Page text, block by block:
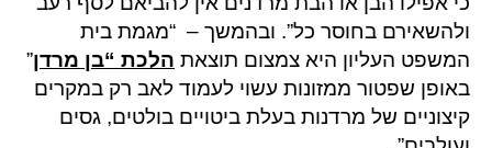
ולהשאירם בחוסר כל”. ובהמשך – “מגמת בית
המשפט העליון היא צמצום תוצאת הלכת “בן מרדן”
באופן שפטור ממזונות עשוי לעמוד לאב רק במקרים
קיצוניים של מרדנות בעלת ביטויים בולטים, גסים